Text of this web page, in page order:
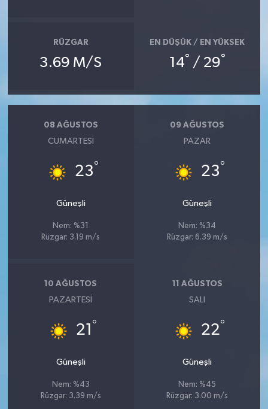
RÜZGAR
3.69 M/S
EN DÜŞÜK / EN YÜKSEK
14° / 29°
08 AĞUSTOS
CUMARTESI
23°
Güneşli
Nem: %31
Rüzgar: 3.19 m/s
09 AĞUSTOS
PAZAR
23°
Güneşli
Nem: %34
Rüzgar: 6.39 m/s
10 AĞUSTOS
PAZARTESI
21 °
Güneşli
Nem: %43
Rüzgar: 3.39 m/s
11 AĞUSTOS
SALI
22°
Güneşli
Nem: %45
Rüzgar: 3.00 m/s